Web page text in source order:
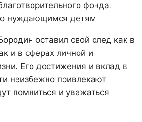
фонда,
нуждающимся детям
оставил свой след как в
и в сферах личной и
Его достижения и вклад в
неизбежно привлекают
помниться и уважаться